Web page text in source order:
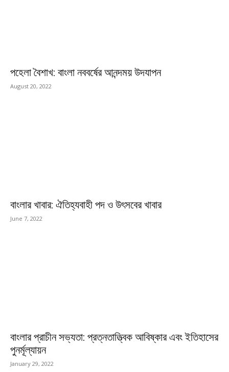
পহেলা বৈশাখ: বাংলা নববর্ষের আনন্দময় উদযাপন
August 20, 2022
বাংলার খাবার: ঐতিহ্যবাহী পদ ও উৎসবের খাবার
June 7, 2022
বাংলার প্রাচীন সভ্যতা: প্রত্নতাত্ত্বিক আবিষ্কার এবং ইতিহাসের
পুনর্মূল্যায়ন
January 29, 2022